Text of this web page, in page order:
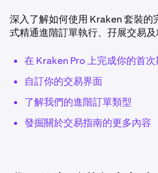
深入了解如何使用 Kraken 套裝的
式精通進階訂單執行、孖展交易及
在 Kraken Pro 上完成你的首
自訂你的交易界面
了解我們的進階訂單類型
發掘關於交易指南的更多內容